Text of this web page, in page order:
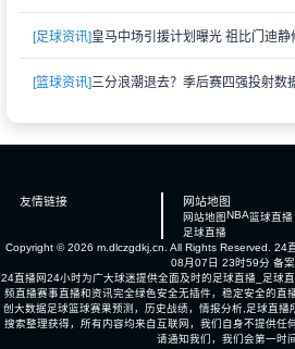
[足球资讯]皇马中场引援计划曝光 祖比门迪静
[篮球资讯]三分浪潮退去？季后赛四强投射数
友情链接 网站地图
网站地图 NBA篮球直播
足球直播
Copyright © 2026 m.dlczgdkj.cn. All Rights Reserved. 24
08月07日 23时59分 备
24直播网24小时为广大球迷提供全面及时的足球直播_足球
频直播赛事直播和资讯完全绿色安全无插件，稳定安全的直
创大数据足球篮球赛果预测，历史战绩，情报分析,足球直
搜索整理获得，所有内容均来自互联网，我们自身不提供任
请通知我们，我们会第一时